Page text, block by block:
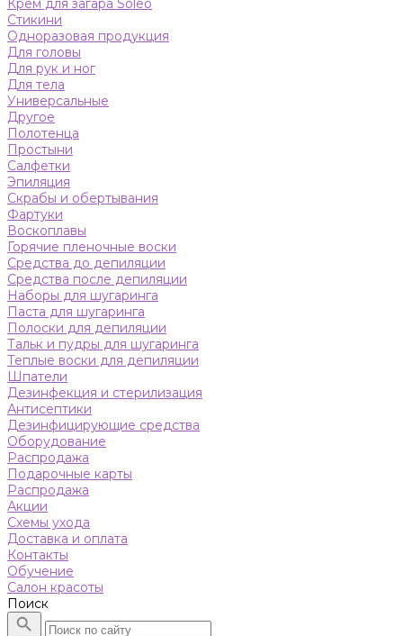
Крем для загара Soleo
Стикини
Одноразовая продукция
Для головы
Для рук и ног
Для тела
Универсальные
Другое
Полотенца
Простыни
Салфетки
Эпиляция
Скрабы и обертывания
Фартуки
Воскоплавы
Горячие пленочные воски
Средства до депиляции
Средства после депиляции
Наборы для шугаринга
Паста для шугаринга
Полоски для депиляции
Тальк и пудры для шугаринга
Теплые воски для депиляции
Шпатели
Дезинфекция и стерилизация
Антисептики
Дезинфицирующие средства
Оборудование
Распродажа
Подарочные карты
Распродажа
Акции
Схемы ухода
Доставка и оплата
Контакты
Обучение
Салон красоты
Поиск